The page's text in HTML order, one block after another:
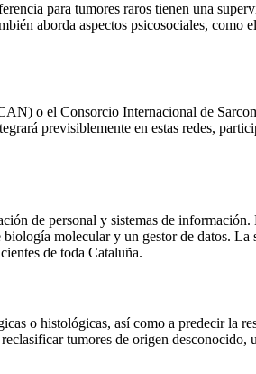
para tumores raros tienen una
aborda aspectos psicosociales, como
o el Consorcio Internacional de
previsiblemente en estas redes,
de personal y sistemas de
molecular y un gestor de datos. La
de toda Cataluña.
o histológicas, así como a predecir la
tumores de origen desconocido,